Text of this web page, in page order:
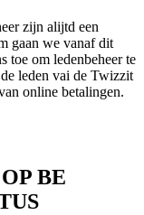
zijn alijtd een
gaan we vanaf dit
toe om ledenbeheer te
leden vai de Twizzit
online betalingen.
BE